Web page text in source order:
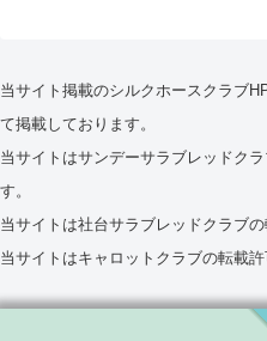
当サイト掲載のシルクホースクラブ
て掲載しております。
当サイトはサンデーサラブレッドク
す。
当サイトは社台サラブレッドクラブ
当サイトはキャロットクラブの転載